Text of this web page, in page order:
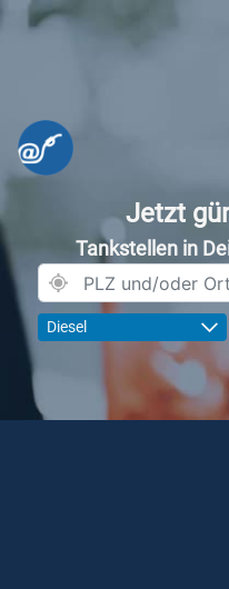
Jetzt
Tankstellen in
Diesel